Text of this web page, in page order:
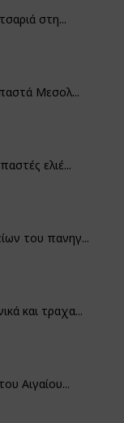
στη...
Μεσολ...
ελιέ...
του πανηγ...
και τραχα...
Αιγαίου...